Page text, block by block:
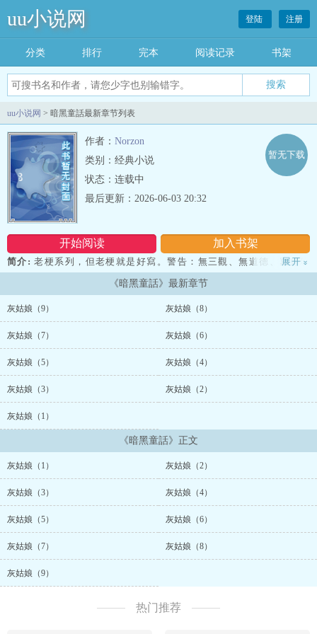
uu小说网 登陆 注册
分类 排行 完本 阅读记录 书架
uu小说网 > 暗黑童話最新章节列表
作者： Norzon
类别：经典小说
状态：连载中
开始阅读 加入书架
暂无下载
最后更新：2026-06-03 20:32
简介: 老梗系列，但老梗就是好寫。警告：無三觀、無道德、寫好玩
的內容不限1v幾、GL、BL、亂倫、凌辱等禁忌題材，大部分都跟有
病一樣縱慾過度，請勿模仿。如有雷同請告訴我，我也想看。1灰姑娘
（高H、強姦、GL、NP、時間暫停）...
展开 »
《暗黑童話》最新章节
灰姑娘（9） 灰姑娘（8）
灰姑娘（7） 灰姑娘（6）
灰姑娘（5） 灰姑娘（4）
灰姑娘（3） 灰姑娘（2）
灰姑娘（1）
《暗黑童話》正文
灰姑娘（1） 灰姑娘（2）
灰姑娘（3） 灰姑娘（4）
灰姑娘（5） 灰姑娘（6）
灰姑娘（7） 灰姑娘（8）
灰姑娘（9）
热门推荐